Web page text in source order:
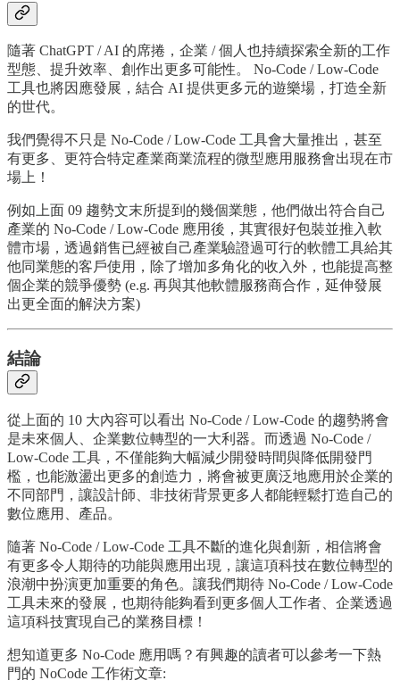
隨著 ChatGPT / AI 的席捲，企業 / 個人也持續探索全新的工作
型態、提升效率、創作出更多可能性。 No-Code / Low-Code
工具也將因應發展，結合 AI 提供更多元的遊樂場，打造全新
的世代。
我們覺得不只是 No-Code / Low-Code 工具會大量推出，甚至
有更多、更符合特定產業商業流程的微型應用服務會出現在市
場上！
例如上面 09 趨勢文末所提到的幾個業態，他們做出符合自己
產業的 No-Code / Low-Code 應用後，其實很好包裝並推入軟
體市場，透過銷售已經被自己產業驗證過可行的軟體工具給其
他同業態的客戶使用，除了增加多角化的收入外，也能提高整
個企業的競爭優勢 (e.g. 再與其他軟體服務商合作，延伸發展
出更全面的解決方案)
結論
從上面的 10 大內容可以看出 No-Code / Low-Code 的趨勢將會
是未來個人、企業數位轉型的一大利器。而透過 No-Code /
Low-Code 工具，不僅能夠大幅減少開發時間與降低開發門
檻，也能激盪出更多的創造力，將會被更廣泛地應用於企業的
不同部門，讓設計師、非技術背景更多人都能輕鬆打造自己的
數位應用、產品。
隨著 No-Code / Low-Code 工具不斷的進化與創新，相信將會
有更多令人期待的功能與應用出現，讓這項科技在數位轉型的
浪潮中扮演更加重要的角色。讓我們期待 No-Code / Low-Code
工具未來的發展，也期待能夠看到更多個人工作者、企業透過
這項科技實現自己的業務目標！
想知道更多 No-Code 應用嗎？有興趣的讀者可以參考一下熱
門的 NoCode 工作術文章: